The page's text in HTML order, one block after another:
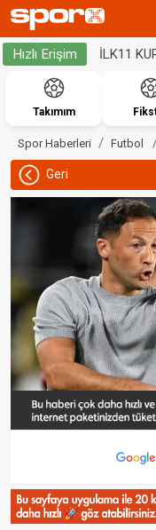
Hızlı Erişim İLK11
Takımım
Spor Haberleri Futbol
Geri